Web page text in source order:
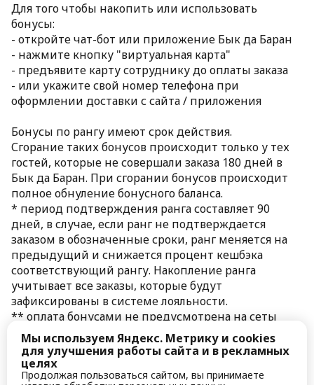
Для того чтобы накопить или использовать
бонусы:
- откройте чат-бот или приложение Бык да Баран
- нажмите кнопку "виртуальная карта"
- предъявите карту сотруднику до оплаты заказа
- или укажите свой номер телефона при
оформлении доставки с сайта / приложения
Бонусы по рангу имеют срок действия.
Сгорание таких бонусов происходит только у тех
гостей, которые не совершали заказа 180 дней в
Бык да Баран. При сгорании бонусов происходит
полное обнуление бонусного баланса.
* период подтверждения ранга составляет 90
дней, в случае, если ранг не подтверждается
заказом в обозначенные сроки, ранг меняется на
предыдущий и снижается процент кешбэка
соответствующий рангу. Накопление ранга
учитывает все заказы, которые будут
зафиксированы в системе лояльности.
** оплата бонусами не предусмотрена на сеты
Ассорти и не суммируется со скидочными
купонами системы лояльности, промокодами и
другими акциями.
Мы используем Яндекс. Метрику и cookies
для улучшения работы сайта и в рекламных
целях
Продолжая пользоваться сайтом, вы принимаете